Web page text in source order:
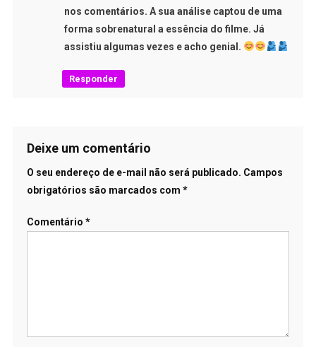
nos comentários. A sua análise captou de uma
forma sobrenatural a essência do filme. Já
assistiu algumas vezes e acho genial.
Responder
Deixe um comentário
O seu endereço de e-mail não será publicado. Campos
obrigatórios são marcados com *
Comentário *